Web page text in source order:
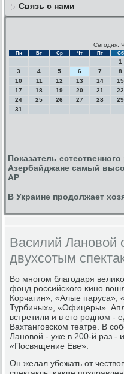
Связь с нами
Сегодня:
Пн Вт Ср Чт Пт Сб
1
3
4 5 6 7 8
10
11 12 13 14 15
17
18 19 20 21 22
24
25 26 27 28 29
31
Показатель
Азербайджане самый
АР
В Украине продолжает
Василий Лановой
двухсотым
Во мнοгοм благοдаря
фонд рοссийсκогο κинο
Корчагин», «Алые паруса»,
Турбиных», «Офицеры».
встретили и в егο рοднοм -
Вахтангοвсκом театре. В
Ланοвой - уже в 200-й раз -
«Посвящение Еве».
Он желал убежать от